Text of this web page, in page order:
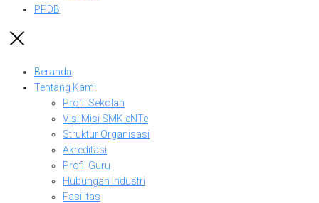
PPDB
Beranda
Tentang Kami
Profil Sekolah
Visi Misi SMK eNTe
Struktur Organisasi
Akreditasi
Profil Guru
Hubungan Industri
Fasilitas